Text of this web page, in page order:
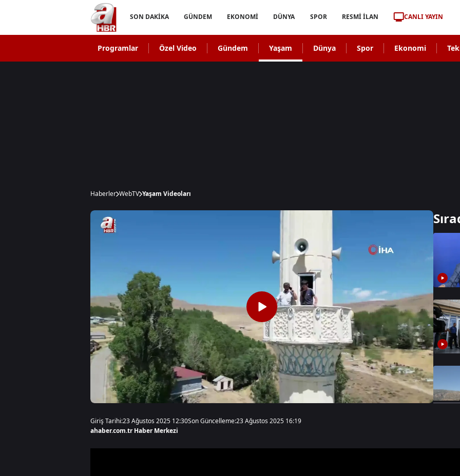
SON DAKİKA GÜNDEM EKONOMİ DÜNYA SPOR RESMİ İLAN CANLI YAYIN
Programlar Özel Video Gündem Yaşam Dünya Spor Ekonomi
Haberler WebTV Yaşam Videoları
Giriş Tarihi:23 Ağustos 2025 12:30Son Güncelleme:23 Ağustos 2025 16:19
ahaber.com.tr Haber Merkezi